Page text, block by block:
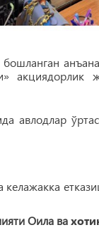
бошланган
акциядорлик
авлодлар
Оила ва